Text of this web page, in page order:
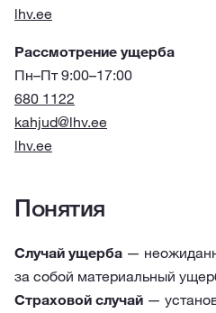
lhv.ee
Рассмотрение ущерба
Пн–Пт 9:00–17:00
680 1122
kahjud@lhv.ee
lhv.ee
Понятия
Случай ущерба —
за собой материальный
Страховой случай —